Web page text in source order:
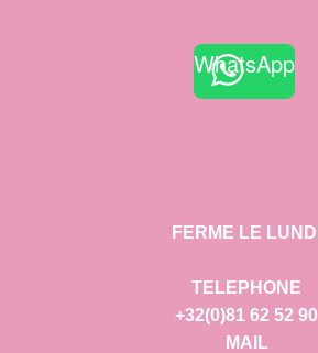
WhatsApp
FERME LE LUNDI
TELEPHONE
+32(0)81 62 52 90
MAIL